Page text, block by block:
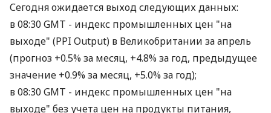
Сегодня ожидается выход следующих данных:
в 08:30 GMT - индекс промышленных цен "на
выходе" (PPI Output) в Великобритании за апрель
(прогноз +0.5% за месяц, +4.8% за год, предыдущее
значение +0.9% за месяц, +5.0% за год);
в 08:30 GMT - индекс промышленных цен "на
выходе" без учета цен на продукты питания,